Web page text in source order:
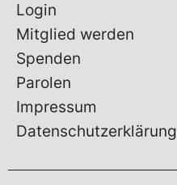
Login
Mitglied werden
Spenden
Parolen
Impressum
Datenschutzerklärung